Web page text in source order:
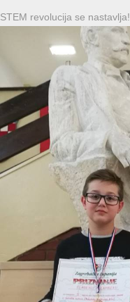
STEM revolucija se nastavlja!